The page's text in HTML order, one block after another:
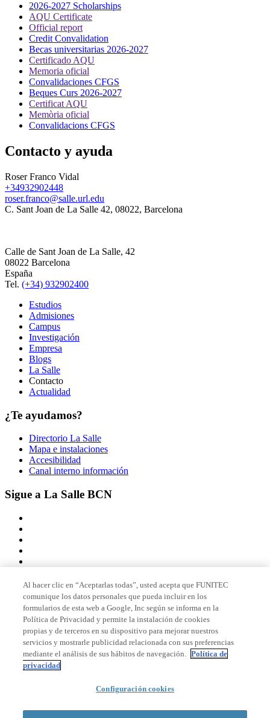
2026-2027 Scholarships
AQU Certificate
Official report
Credit Convalidation
Becas universitarias 2026-2027
Certificado AQU
Memoria oficial
Convalidaciones CFGS
Beques Curs 2026-2027
Certificat AQU
Memòria oficial
Convalidacions CFGS
Contacto y ayuda
Roser Franco Vidal
+34932902448
roser.franco@salle.url.edu
C. Sant Joan de La Salle 42, 08022, Barcelona
Calle de Sant Joan de La Salle, 42
08022 Barcelona
España
Tel. (+34) 932902400
Estudios
Admisiones
Campus
Investigación
Empresa
Blogs
La Salle
Contacto
Actualidad
¿Te ayudamos?
Directorio La Salle
Mapa e instalaciones
Accesibilidad
Canal interno información
Sigue a La Salle BCN
Miembro de
Acreditaciones
© 2026 La Salle Campus Barcelona - URL |
Al hacer clic en “Aceptarlas todas”, usted acepta que FUNITEC
comunique los datos personales que pueda incluir en los
formularios de esta web a Google, Inc según se informa en la
Política de Privacidad y permite la instalación de cookies
propias y de terceros en su dispositivo para mejorar nuestros
servicios y mostrarle publicidad relacionada con sus preferencias
mediante el análisis de sus hábitos de navegación. Política de
privacidad
Configuración cookies